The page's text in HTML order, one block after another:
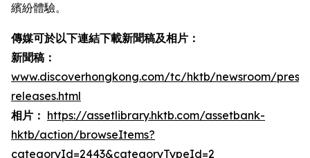
繽紛體驗。
傳媒可於以下連結下載新聞稿及相片：
新聞稿：
www.discoverhongkong.com/tc/hktb/newsroom/press-
releases.html
相片： https://assetlibrary.hktb.com/assetbank-
hktb/action/browseItems?
categoryId=2443&categoryTypeId=2